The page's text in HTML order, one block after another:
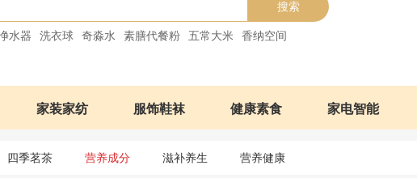
搜索
水器 洗衣球 奇淼水 素膳代餐粉 五常大米
香纳空间
家装家纺 服饰鞋袜 健康素食 家电智能
四季茗茶 营养成分 滋补养生 营养健康